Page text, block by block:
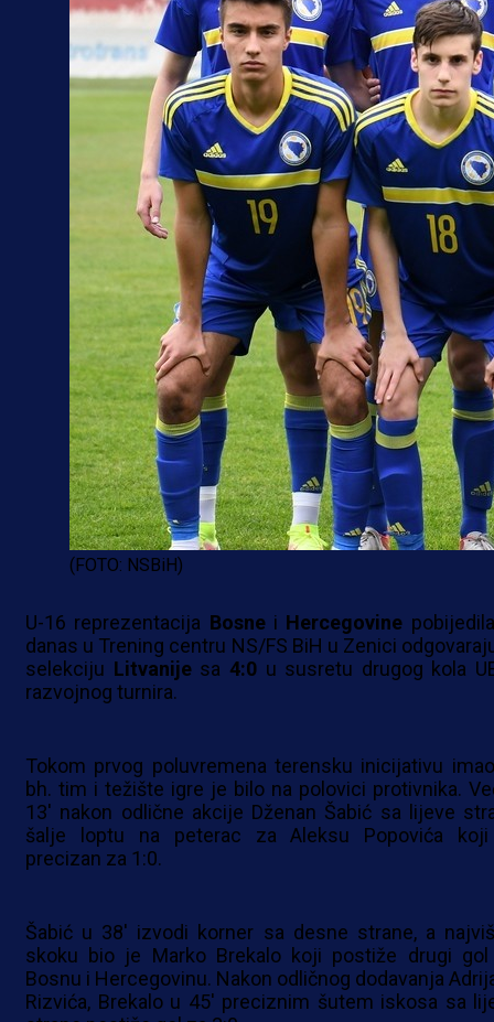
(FOTO: NSBiH)
U-16 reprezentacija Bosnei Hercegovine
danas u Trening centru NS/FS BiH u Zenici
selekciju Litvanijesa 4:0u susretu drugog kola
razvojnog turnira.
Tokom prvog poluvremena terensku inicijativu
bh. tim i težište igre je bilo na polovici protivnika.
13' nakon odlične akcije Dženan Šabić sa lijeve
šalje loptu na peterac za Aleksu Popovića
precizan za 1:0.
Šabić u 38' izvodi korner sa desne strane, a
skoku bio je Marko Brekalo koji postiže drugi
Bosnu i Hercegovinu. Nakon odličnog dodavanja
Rizvića, Brekalo u 45' preciznim šutem iskosa sa